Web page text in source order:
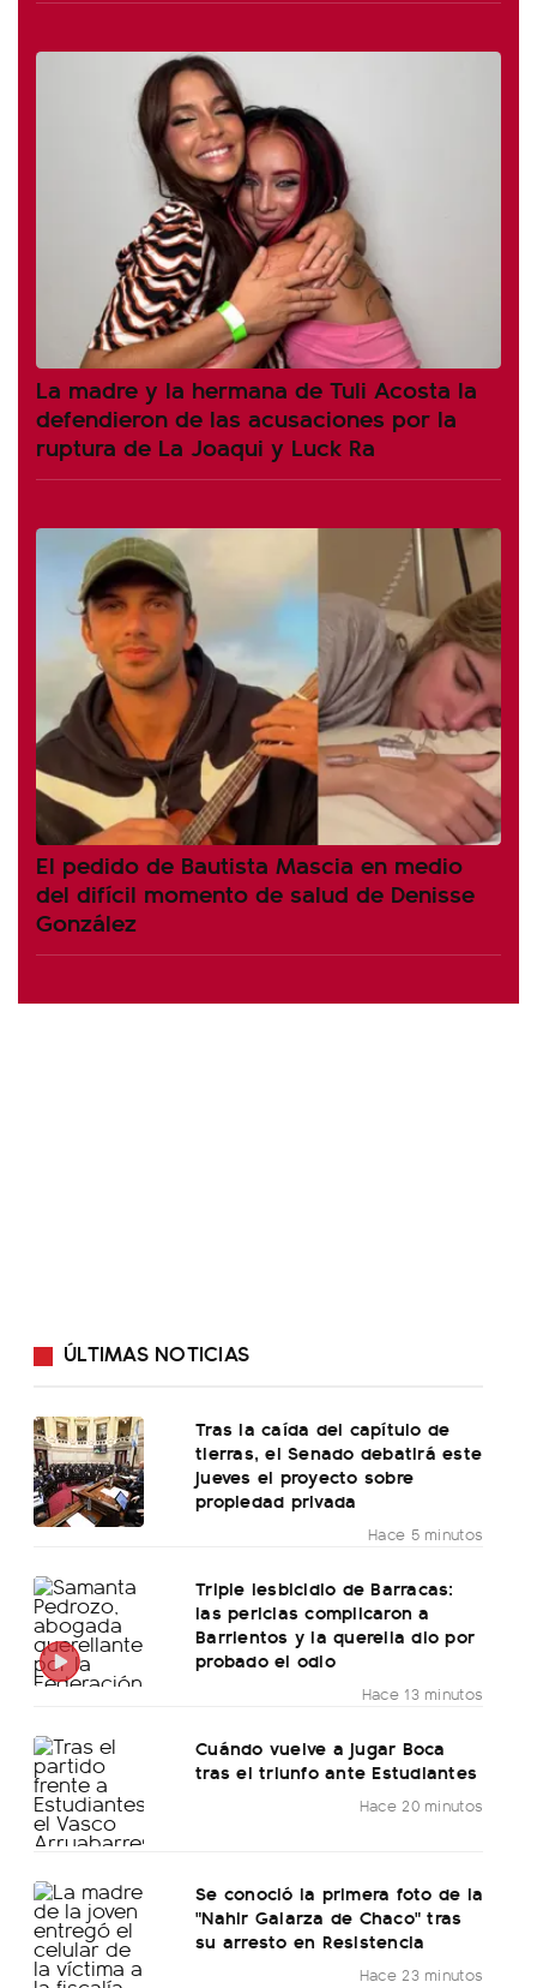
La madre y la hermana de Tuli Acosta la
defendieron de las acusaciones por la
ruptura de La Joaqui y Luck Ra
El pedido de Bautista Mascia en medio
del difícil momento de salud de Denisse
González
ÚLTIMAS NOTICIAS
Tras la caída del capítulo de
tierras, el Senado debatirá este
jueves el proyecto sobre
propiedad privada
Hace 5 minutos
Triple lesbicidio de Barracas:
las pericias complicaron a
Barrientos y la querella dio por
probado el odio
Hace 13 minutos
Cuándo vuelve a jugar Boca
tras el triunfo ante Estudiantes
Hace 20 minutos
Se conoció la primera foto de la
"Nahir Galarza de Chaco" tras
su arresto en Resistencia
Hace 23 minutos